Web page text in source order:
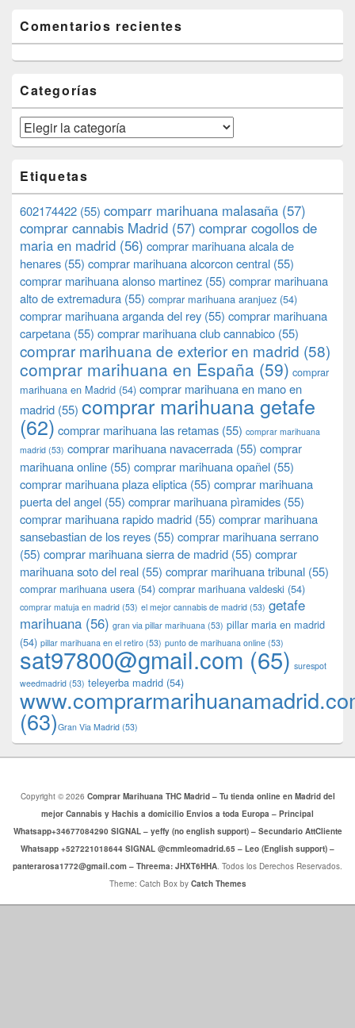
Comentarios recientes
Categorías
Categorías
Etiquetas
602174422 (55) comparr marihuana malasaña (57)
comprar cannabis Madrid (57) comprar cogollos de
maria en madrid (56) comprar marihuana alcala de
henares (55) comprar marihuana alcorcon central (55)
comprar marihuana alonso martinez (55) comprar marihuana
alto de extremadura (55) comprar marihuana aranjuez (54)
comprar marihuana arganda del rey (55) comprar marihuana
carpetana (55) comprar marihuana club cannabico (55)
comprar marihuana de exterior en madrid (58)
comprar marihuana en España (59) comprar
marihuana en Madrid (54) comprar marihuana en mano en
madrid (55) comprar marihuana getafe
(62) comprar marihuana las retamas (55) comprar marihuana
madrid (53) comprar marihuana navacerrada (55) comprar
marihuana online (55) comprar marihuana opañel (55)
comprar marihuana plaza eliptica (55) comprar marihuana
puerta del angel (55) comprar marihuana pìramides (55)
comprar marihuana rapido madrid (55) comprar marihuana
sansebastian de los reyes (55) comprar marihuana serrano
(55) comprar marihuana sierra de madrid (55) comprar
marihuana soto del real (55) comprar marihuana tribunal (55)
comprar marihuana usera (54) comprar marihuana valdeski (54)
comprar matuja en madrid (53) el mejor cannabis de madrid (53) getafe
marihuana (56) gran via pillar marihuana (53) pillar maria en madrid
(54) pillar marihuana en el retiro (53) punto de marihuana online (53)
sat97800@gmail.com (65) surespot
weedmadrid (53) teleyerba madrid (54)
(63)​​Gran Via Madrid (53)
Copyright © 2026 Comprar Marihuana THC Madrid – Tu tienda online en Madrid del
mejor Cannabis y Hachis a domicilio Envios a toda Europa – Principal
Whatsapp+34677084290 SIGNAL – yeffy (no english support) – Secundario AttCliente
Whatsapp +527221018644 SIGNAL @cmmleomadrid.65 – Leo (English support) –
panterarosa1772@gmail.com – Threema: JHXT6HHA. Todos los Derechos Reservados.
Theme: Catch Box by Catch Themes